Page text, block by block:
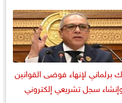
برلماني لإنهاء فوضى القوانين
سجل تشريعي إلكتروني